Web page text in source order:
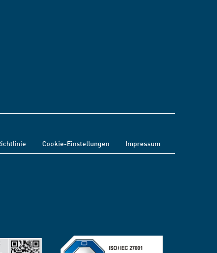
Cookie-Einstellungen Impressum